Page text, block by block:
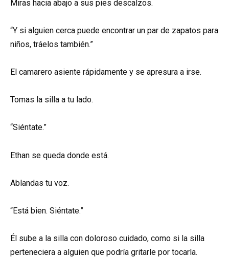
Miras hacia abajo a sus pies descalzos.
“Y si alguien cerca puede encontrar un par de zapatos para
niños, tráelos también.”
El camarero asiente rápidamente y se apresura a irse.
Tomas la silla a tu lado.
“Siéntate.”
Ethan se queda donde está.
Ablandas tu voz.
“Está bien. Siéntate.”
Él sube a la silla con doloroso cuidado, como si la silla
perteneciera a alguien que podría gritarle por tocarla.